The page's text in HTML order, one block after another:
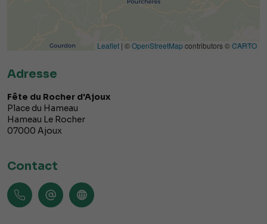
Leaflet | ©OpenStreetMap contributors ©CARTO
Adresse
Fête du Rocher d'Ajoux
Place du Hameau
Hameau Le Rocher
07000 Ajoux
Contact